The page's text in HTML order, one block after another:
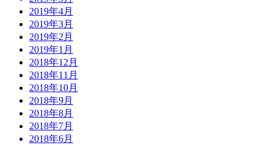
2019年4月
2019年3月
2019年2月
2019年1月
2018年12月
2018年11月
2018年10月
2018年9月
2018年8月
2018年7月
2018年6月